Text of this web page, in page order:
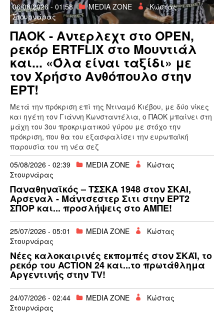
06/08/2026 - 01:58 MEDIA ZONE
Κώστας
Στουρνάρας
ΠΑΟΚ - Αντερλεχτ στο OPEN,
ρεκόρ ERTFLIX στο Μουντιάλ
και... «Όλα είναι ταξίδι» με
τον Χρήστο Ανθόπουλο στην
ΕΡΤ!
Μετά την πρόκριση επί της Ντιναμό Κιέβου, με δύο νίκες
και ηγέτη τον Γιάννη Κωνσταντέλια, ο ΠΑΟΚ μπαίνει στη
μάχη του 3ου προκριματικού γύρου με στόχο την
πρόκριση, που θα του εξασφαλίσει την ευρωπαϊκή
παρουσία του τη νέα σεζ
05/08/2026 - 02:39
MEDIA ZONE
Κώστας
Στουρνάρας
Παναθηναϊκός – ΤΣΣΚΑ 1948 στον ΣΚΑΙ,
Αρσεναλ - Μάντσεστερ Σιτι στην ΕΡΤ2
ΣΠΟΡ και... προσλήψεις στο ΑΜΠΕ!
25/07/2026 - 05:01 MEDIA ZONE
Κώστας
Στουρνάρας
Νέες καλοκαιρινές εκπομπές στον ΣΚΑΪ, το
ρεκόρ του ACTION 24 και...το πρωτάθλημα
Αργεντινής στην TV!
24/07/2026 - 02:44 MEDIA ZONE
Κώστας
Στουρνάρας